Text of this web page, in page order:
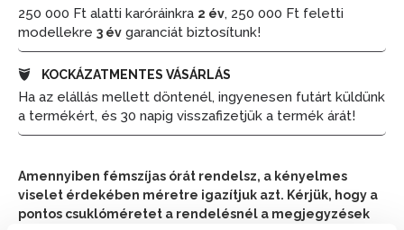
250 000 Ft alatti karóráinkra 2 év, 250 000 Ft feletti
modellekre 3 év garanciát biztosítunk!
KOCKÁZATMENTES VÁSÁRLÁS
Ha az elállás mellett döntenél, ingyenesen futárt küldünk
a termékért, és 30 napig visszafizetjük a termék árát!
Amennyiben fémszíjas órát rendelsz, a kényelmes
viselet érdekében méretre igazítjuk azt. Kérjük, hogy a
pontos csuklóméretet a rendelésnél a megjegyzések